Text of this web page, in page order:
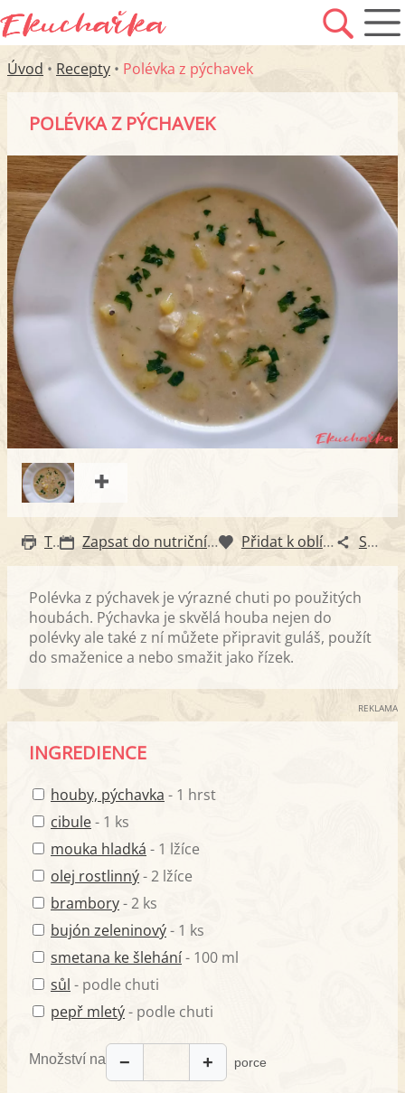
Úvod • Recepty • Polévka z pýchavek
POLÉVKA Z PÝCHAVEK
Tisk Zapsat do nutričního diáře Přidat k oblíbeným Sdílet
Polévka z pýchavek je výrazné chuti po použitých
houbách. Pýchavka je skvělá houba nejen do
polévky ale také z ní můžete připravit guláš, použít
do smaženice a nebo smažit jako řízek.
REKLAMA
INGREDIENCE
houby, pýchavka - 1 hrst
cibule- 1 ks
mouka hladká - 1 lžíce
olej rostlinný- 2 lžíce
brambory- 2 ks
bujón zeleninový- 1 ks
smetana ke šlehání- 100 ml
sůl - podle chuti
pepř mletý- podle chuti
Množství na − + porce